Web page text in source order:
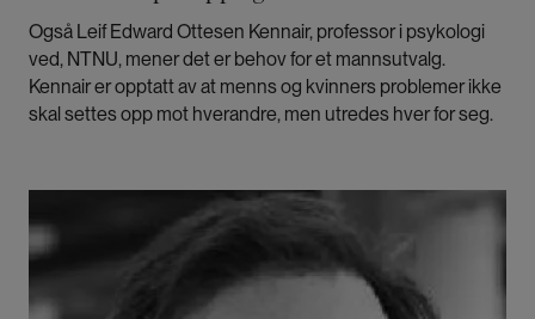
Også Leif Edward Ottesen Kennair, professor i psykologi
ved, NTNU, mener det er behov for et mannsutvalg.
Kennair er opptatt av at menns og kvinners problemer ikke
skal settes opp mot hverandre, men utredes hver for seg.